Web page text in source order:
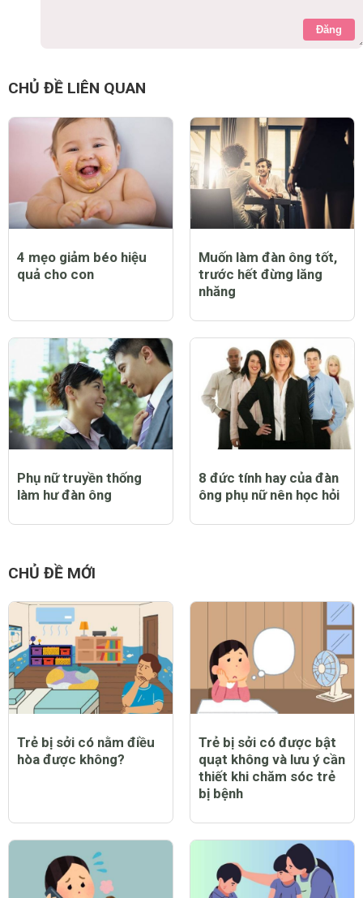
Đăng
CHỦ ĐỀ LIÊN QUAN
4 mẹo giảm béo hiệu
quả cho con
Muốn làm đàn ông tốt,
trước hết đừng lăng
nhăng
Phụ nữ truyền thống
làm hư đàn ông
8 đức tính hay của đàn
ông phụ nữ nên học hỏi
CHỦ ĐỀ MỚI
Trẻ bị sởi có nằm điều
hòa được không?
Trẻ bị sởi có được bật
quạt không và lưu ý cần
thiết khi chăm sóc trẻ
bị bệnh